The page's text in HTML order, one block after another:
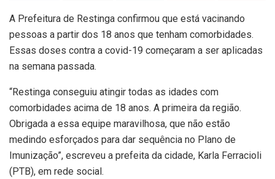
A Prefeitura de Restinga confirmou que está vacinando
pessoas a partir dos 18 anos que tenham comorbidades.
Essas doses contra a covid-19 começaram a ser aplicadas
na semana passada.
“Restinga conseguiu atingir todas as idades com
comorbidades acima de 18 anos. A primeira da região.
Obrigada a essa equipe maravilhosa, que não estão
medindo esforçados para dar sequência no Plano de
Imunização”, escreveu a prefeita da cidade, Karla Ferracioli
(PTB), em rede social.